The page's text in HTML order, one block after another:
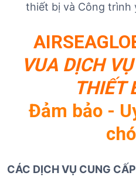
thiết bị và Công trình
VUA DỊCH
THIẾT
Đảm bảo -
CÁC DỊCH VỤ CUNG